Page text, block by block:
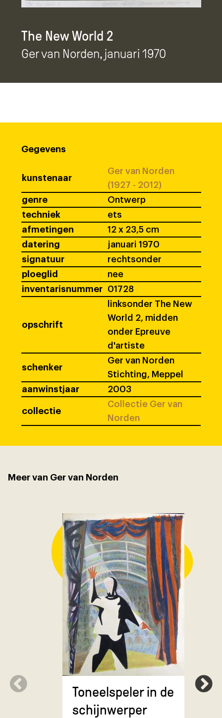
The New World 2
Ger van Norden, januari 1970
Gegevens
kunstenaar
Ger van Norden
(1927 - 2012)
genre
Ontwerp
techniek
ets
afmetingen
12 x 23,5 cm
datering
januari 1970
signatuur
rechtsonder
ploeglid
nee
inventarisnummer
01728
opschrift
linksonder The New
World 2, midden
onder Epreuve
d'artiste
schenker
Ger van Norden
Stichting, Meppel
aanwinstjaar
2003
collectie
Collectie Ger van
Norden
Meer van Ger van Norden
Toneelspeler in de
schijnwerper